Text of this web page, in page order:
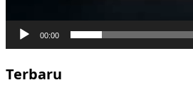
00:00
Terbaru